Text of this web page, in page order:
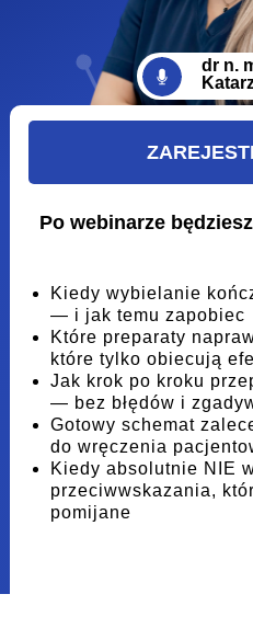
Kiedy wybielanie
— i jak temu zapobiec
Które preparaty
które tylko obiecują
Jak krok po kroku
— bez błędów i
Gotowy schemat
do wręczenia
Kiedy absolutnie NIE
przeciwwskazania,
pomijane
Po webinarze
dr n.